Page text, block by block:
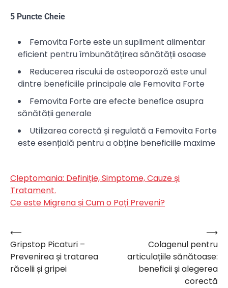
5 Puncte Cheie
Femovita Forte este un supliment alimentar
eficient pentru îmbunătățirea sănătății osoase
Reducerea riscului de osteoporoză este unul
dintre beneficiile principale ale Femovita Forte
Femovita Forte are efecte benefice asupra
sănătății generale
Utilizarea corectă și regulată a Femovita Forte
este esențială pentru a obține beneficiile maxime
Cleptomania: Definiție, Simptome, Cauze și
Tratament.
Ce este Migrena și Cum o Poți Preveni?
Navigare
în
articole
⟵
Gripstop Picaturi –
Prevenirea și tratarea
răcelii și gripei
Colagenul pentru
articulațiile sănătoase:
beneficii și alegerea
corectă
⟶